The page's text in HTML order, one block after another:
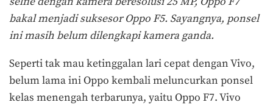
bakal menjadi suksesor Oppo F5. Sayangnya, ponsel
ini masih belum dilengkapi kamera ganda.
Seperti tak mau ketinggalan lari cepat dengan Vivo,
belum lama ini Oppo kembali meluncurkan ponsel
kelas menengah terbarunya, yaitu Oppo F7. Vivo